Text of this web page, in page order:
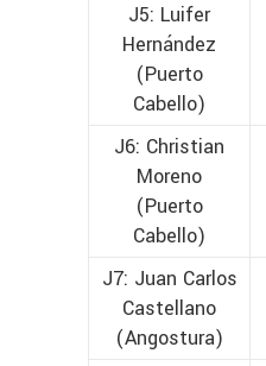
J5: Luifer
Hernández
(Puerto
Cabello)
J6: Christian
Moreno
(Puerto
Cabello)
J7: Juan Carlos
Castellano
(Angostura)